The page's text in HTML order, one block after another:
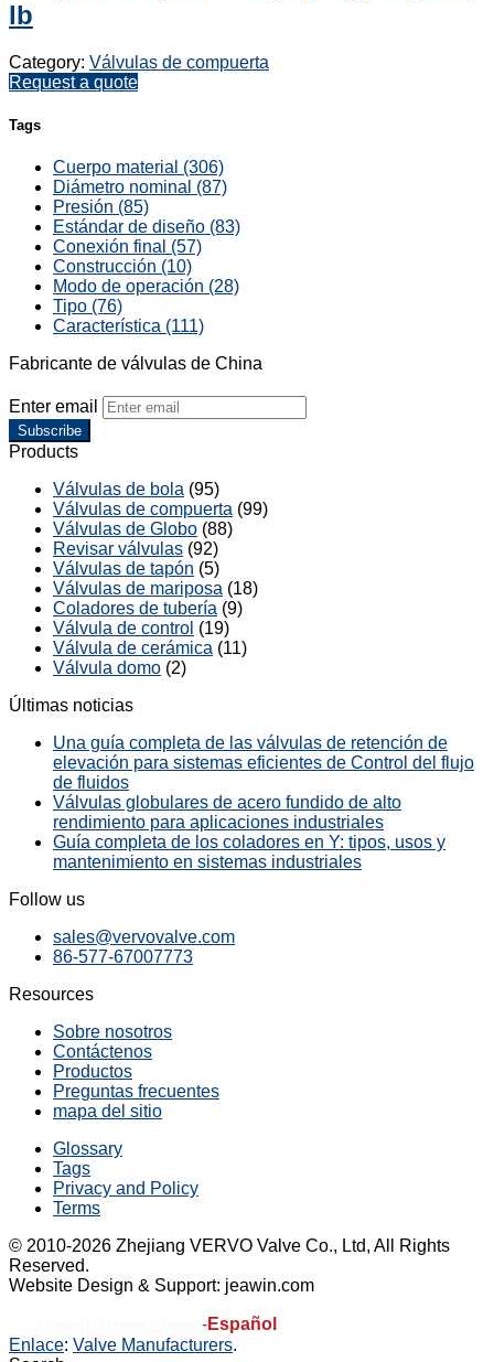
lb
Category: Válvulas de compuerta
Request a quote
Tags
Cuerpo material (306)
Diámetro nominal (87)
Presión (85)
Estándar de diseño (83)
Conexión final (57)
Construcción (10)
Modo de operación (28)
Tipo (76)
Característica (111)
Fabricante de válvulas de China
Enter email
Subscribe
Products
Válvulas de bola (95)
Válvulas de compuerta (99)
Válvulas de Globo (88)
Revisar válvulas (92)
Válvulas de tapón (5)
Válvulas de mariposa (18)
Coladores de tubería (9)
Válvula de control (19)
Válvula de cerámica (11)
Válvula domo (2)
Últimas noticias
Una guía completa de las válvulas de retención de
elevación para sistemas eficientes de Control del flujo
de fluidos
Válvulas globulares de acero fundido de alto
rendimiento para aplicaciones industriales
Guía completa de los coladores en Y: tipos, usos y
mantenimiento en sistemas industriales
Follow us
sales@vervovalve.com
86-577-67007773
Resources
Sobre nosotros
Contáctenos
Productos
Preguntas frecuentes
mapa del sitio
Glossary
Tags
Privacy and Policy
Terms
© 2010-2026 Zhejiang VERVO Valve Co., Ltd, All Rights
Reserved.
Website Design & Support: jeawin.com
-Español
Enlace: Valve Manufacturers.